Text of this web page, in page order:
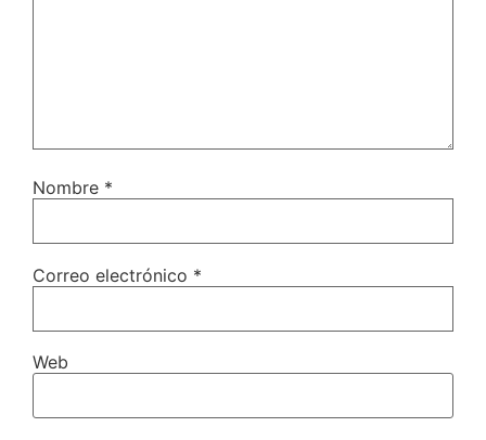
Nombre *
Correo electrónico *
Web